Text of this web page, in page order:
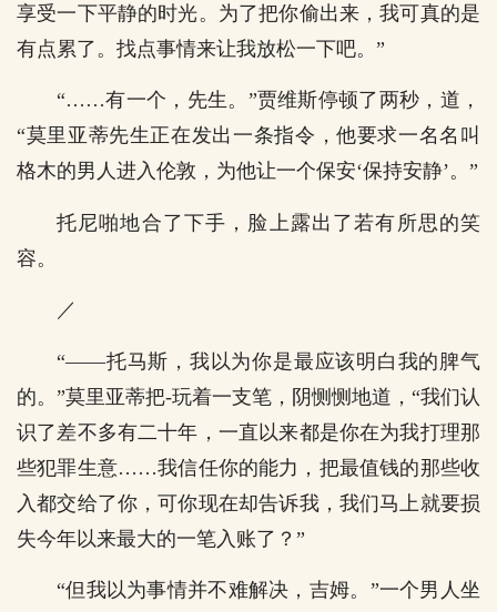
享受一下平静的时光。为了把你偷出来，我可真的是
有点累了。找点事情来让我放松一下吧。”
“……有一个，先生。”贾维斯停顿了两秒，道，
“莫里亚蒂先生正在发出一条指令，他要求一名名叫
格木的男人进入伦敦，为他让一个保安‘保持安静’。”
托尼啪地合了下手，脸上露出了若有所思的笑
容。
／
“——托马斯，我以为你是最应该明白我的脾气
的。”莫里亚蒂把-玩着一支笔，阴恻恻地道，“我们认
识了差不多有二十年，一直以来都是你在为我打理那
些犯罪生意……我信任你的能力，把最值钱的那些收
入都交给了你，可你现在却告诉我，我们马上就要损
失今年以来最大的一笔入账了？”
“但我以为事情并不难解决，吉姆。”一个男人坐